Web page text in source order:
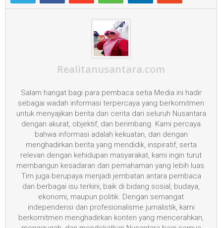
Realitanusantara.com
Salam hangat bagi para pembaca setia Media ini hadir
sebagai wadah informasi terpercaya yang berkomitmen
untuk menyajikan berita dan cerita dari seluruh Nusantara
dengan akurat, objektif, dan berimbang. Kami percaya
bahwa informasi adalah kekuatan, dan dengan
menghadirkan berita yang mendidik, inspiratif, serta
relevan dengan kehidupan masyarakat, kami ingin turut
membangun kesadaran dan pemahaman yang lebih luas.
Tim juga berupaya menjadi jembatan antara pembaca
dan berbagai isu terkini, baik di bidang sosial, budaya,
ekonomi, maupun politik. Dengan semangat
independensi dan profesionalisme jurnalistik, kami
berkomitmen menghadirkan konten yang mencerahkan,